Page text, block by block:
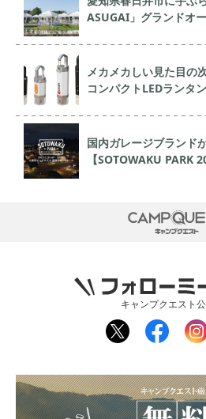
ASUGAI」グランドオ
メカメカしい見た目の
コンパクトLEDランタ
国内ガレージブランド
【SOTOWAKU PARK
CAMP QUEST
キャンプクエスト
twit
ter
fac
ebo
inst
agr